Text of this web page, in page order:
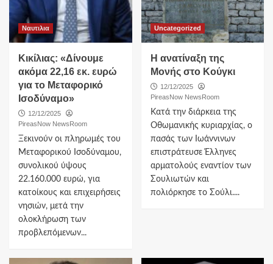
Ναυτιλια
Κικίλιας: «Δίνουμε
ακόμα 22,16 εκ. ευρώ
για το Μεταφορικό
Ισοδύναμο»
12/12/2025
PireasNow NewsRoom
Ξεκινούν οι πληρωμές του
Μεταφορικού Ισοδύναμου,
συνολικού ύψους
22.160.000 ευρώ, για
κατοίκους και επιχειρήσεις
νησιών, μετά την
ολοκλήρωση των
προβλεπόμενων...
Uncategorized
Η ανατίναξη της
Μονής στο Κούγκι
12/12/2025
PireasNow NewsRoom
Κατά την διάρκεια της
Οθωμανικής κυριαρχίας, ο
πασάς των Ιωάννινων
επιστράτευσε Έλληνες
αρματολούς εναντίον των
Σουλιωτών και
πολιόρκησε το Σούλι....